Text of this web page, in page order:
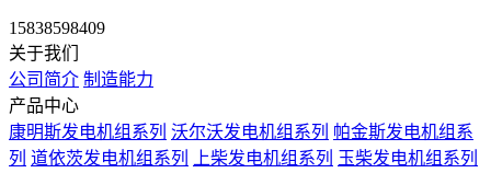
15838598409
关于我们
公司简介 制造能力
产品中心
康明斯发电机组系列 沃尔沃发电机组系列 帕金斯发电机组系
列 道依茨发电机组系列 上柴发电机组系列 玉柴发电机组系列